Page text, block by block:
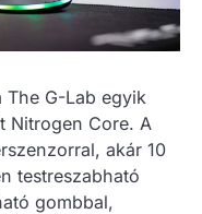
The G-Lab egyik
Nitrogen Core. A
akár 10
testreszabható
gombbal,